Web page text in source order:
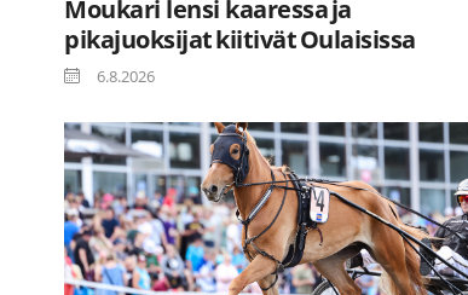
Moukari lensi kaaressa ja
pikajuoksijat kiitivät Oulaisissa
6.8.2026